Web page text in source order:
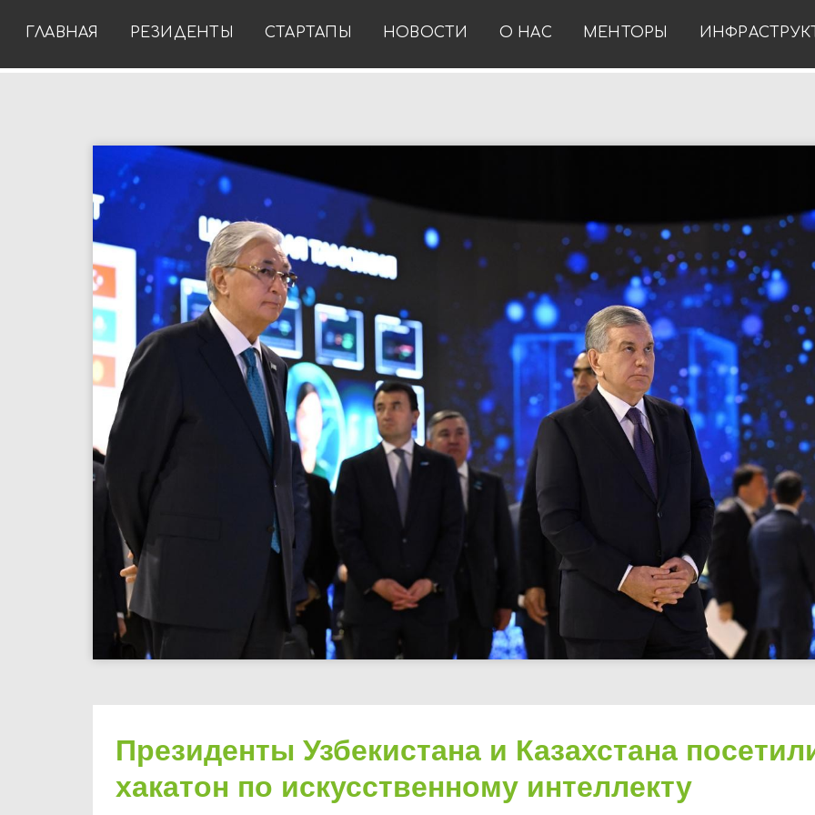
ГЛАВНАЯ РЕЗИДЕНТЫ СТАРТАПЫ НОВОСТИ О НАС МЕНТОРЫ
Президенты Узбекистана и Казахстана
хакатон по искусственному интеллекту